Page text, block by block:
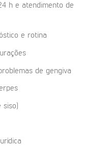
h e atendimento de
e rotina
de gengiva